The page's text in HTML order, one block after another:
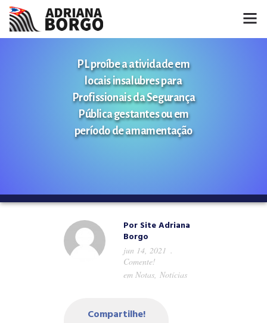
CONHEÇA A ADRIANA
PL proíbe a atividade em
locais insalubres para
Profissionais da Segurança
Pública gestantes ou em
período de amamentação
Por Site Adriana
Borgo
jun 14, 2021
Comente!
em Notas, Notícias
Compartilhe!